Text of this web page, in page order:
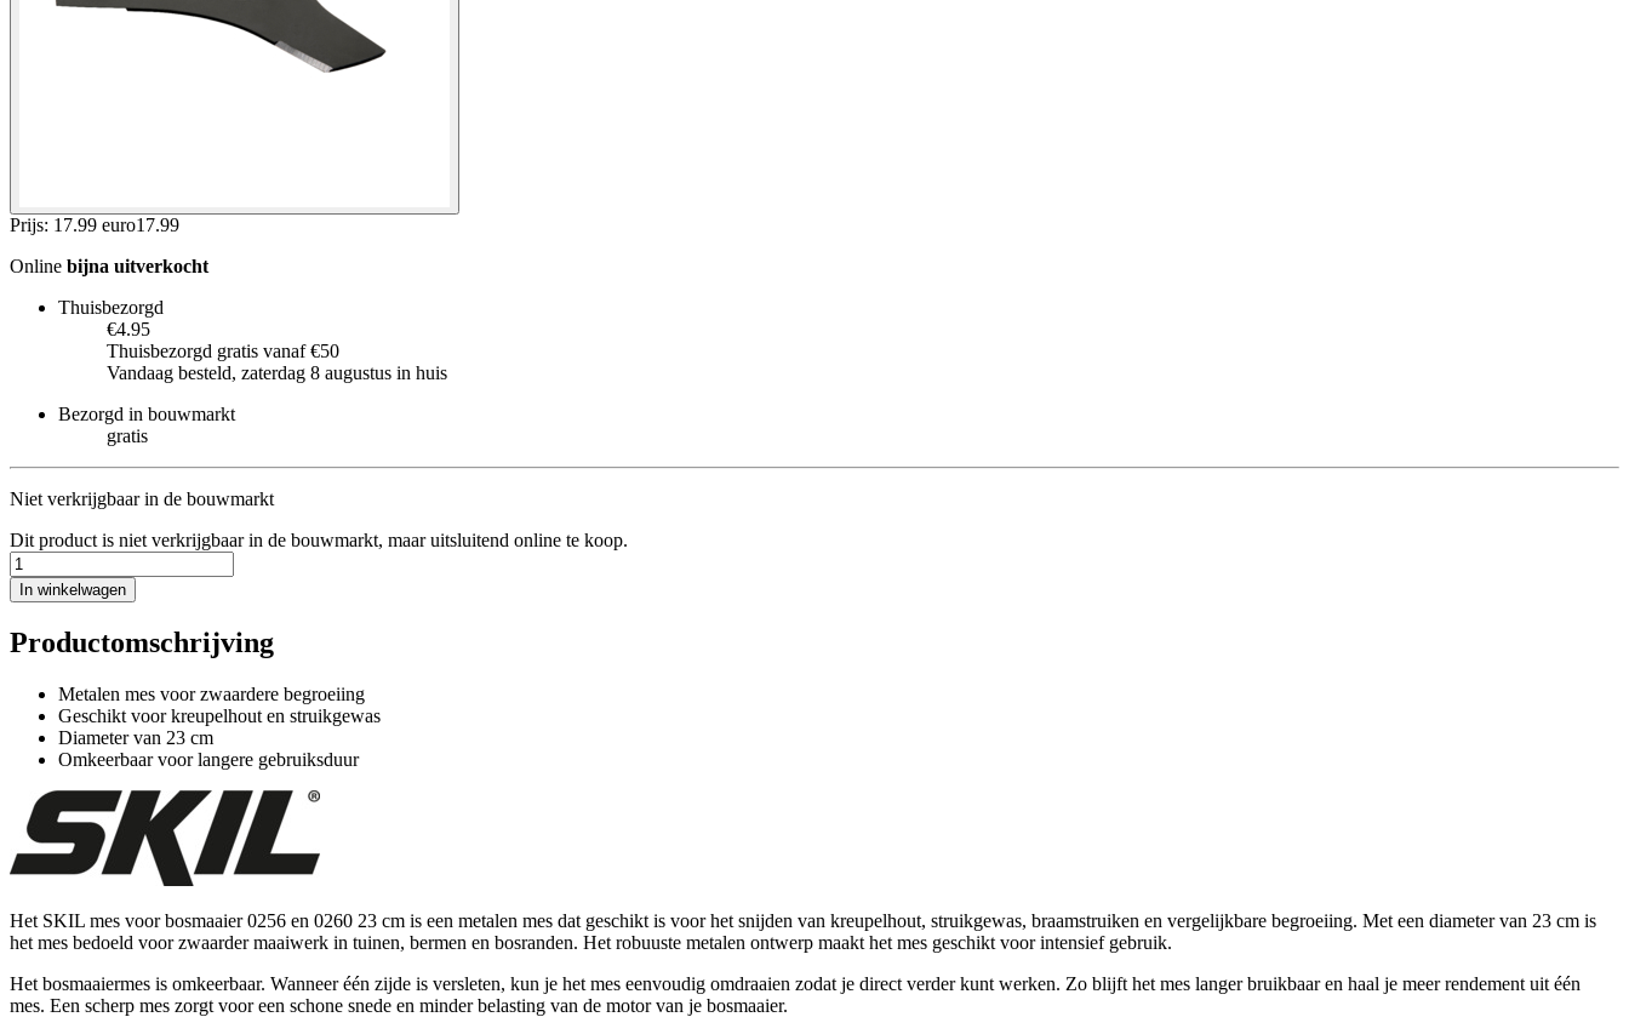
Prijs: 17.99 euro17.99
Online bijna uitverkocht
Thuisbezorgd
€4.95
Thuisbezorgd gratis vanaf €50
Vandaag besteld, zaterdag 8 augustus in huis
Bezorgd in bouwmarkt
gratis
Niet verkrijgbaar in de bouwmarkt
Dit product is niet verkrijgbaar in de bouwmarkt, maar uitsluitend online te koop.
In winkelwagen
Productomschrijving
Metalen mes voor zwaardere begroeiing
Geschikt voor kreupelhout en struikgewas
Diameter van 23 cm
Omkeerbaar voor langere gebruiksduur
Het SKIL mes voor bosmaaier 0256 en 0260 23 cm is een metalen mes dat geschikt is voor het snijden van kreupelhout, struikgewas, braamstruiken en vergelijkbare begroeiing. Met een diameter van 23 cm is
het mes bedoeld voor zwaarder maaiwerk in tuinen, bermen en bosranden. Het robuuste metalen ontwerp maakt het mes geschikt voor intensief gebruik.
Het bosmaaiermes is omkeerbaar. Wanneer één zijde is versleten, kun je het mes eenvoudig omdraaien zodat je direct verder kunt werken. Zo blijft het mes langer bruikbaar en haal je meer rendement uit één
mes. Een scherp mes zorgt voor een schone snede en minder belasting van de motor van je bosmaaier.